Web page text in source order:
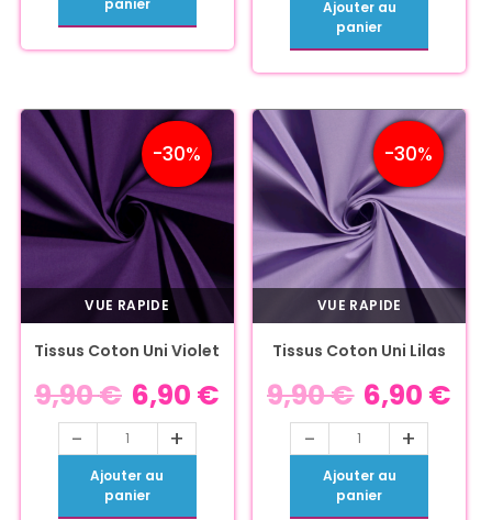
panier
Ajouter au
panier
-30%
VUE RAPIDE
Tissus Coton Uni Violet
9,90€ 6,90 €
- +
Ajouter au
panier
-30%
VUE RAPIDE
Tissus Coton Uni Lilas
9,90€ 6,90 €
- +
Ajouter au
panier